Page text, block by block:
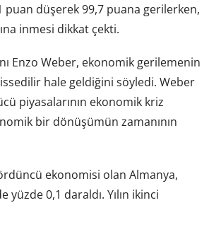
puan düşerek 99,7 puana gerilerken,
inmesi dikkat çekti.
Enzo Weber, ekonomik gerilemenin
hale geldiğini söyledi. Weber
piyasalarının ekonomik kriz
bir dönüşümün zamanının
ekonomisi olan Almanya,
yüzde 0,1 daraldı. Yılın ikinci